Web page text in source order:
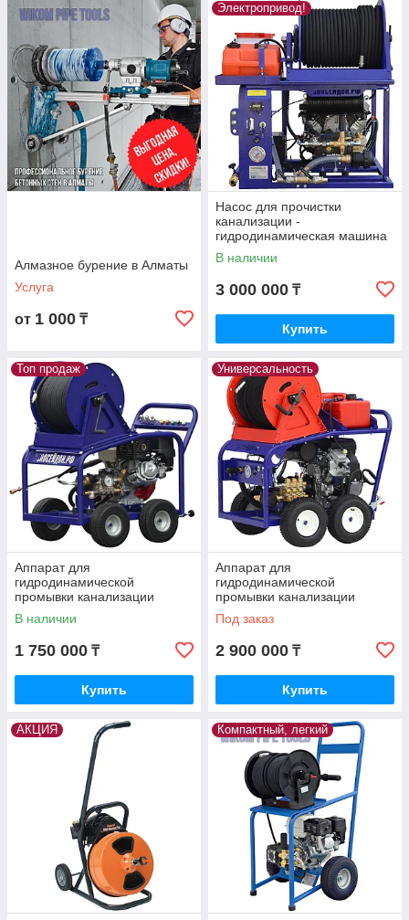
Алмазное бурение в Алматы
Услуга
от 1 000 ₸
Электропривод!
Насос для прочистки
канализации -
гидродинамическая машина
«Посейдон»
В наличии
3 000 000 ₸
Купить
Топ продаж
Аппарат для
гидродинамической
промывки канализации
Посейдон B15-150-26-4W
В наличии
1 750 000 ₸
Купить
Универсальность
Аппарат для
гидродинамической
промывки канализации
Посейдон B24
Под заказ
2 900 000 ₸
Купить
АКЦИЯ Компактный, легкий